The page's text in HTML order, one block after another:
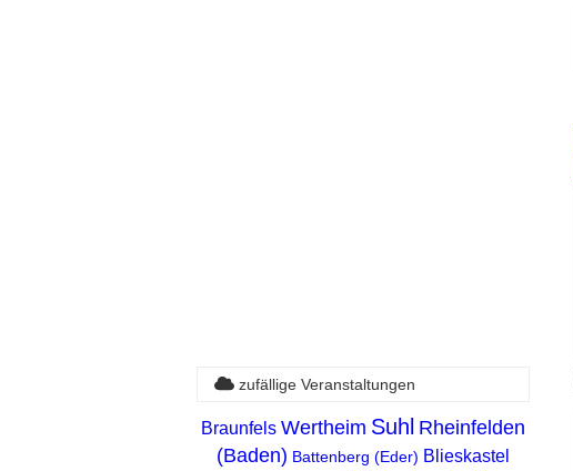
zufällige Veranstaltungen
Braunfels Wertheim Suhl Rheinfelden
(Baden) Battenberg (Eder) Blieskastel